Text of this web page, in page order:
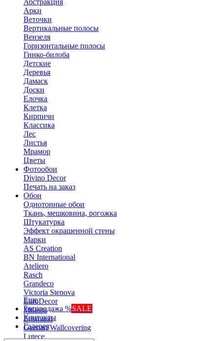
Абстракция
Арки
Веточки
Вертикальные полосы
Вензеля
Горизонтальные полосы
Гинко-билоба
Детские
Деревья
Дамаск
Доски
Елочка
Клетка
Кирпичи
Классика
Лес
Листья
Мрамор
Цветы
Фотообои
Divino Decor
Печать на заказ
Обои
Однотонные обои
Ткань, мешковина, рогожка
Штукатурка
Эффект окрашенной стены
Марки
AS Creation
BN International
Ateliero
Rasch
Grandeco
Victoria Stenova
EuroDecor
Milassa
Erismann
Gaenari Wallcovering
Lutece
Еще
Распродажа %SALE
Контакты
Галерея